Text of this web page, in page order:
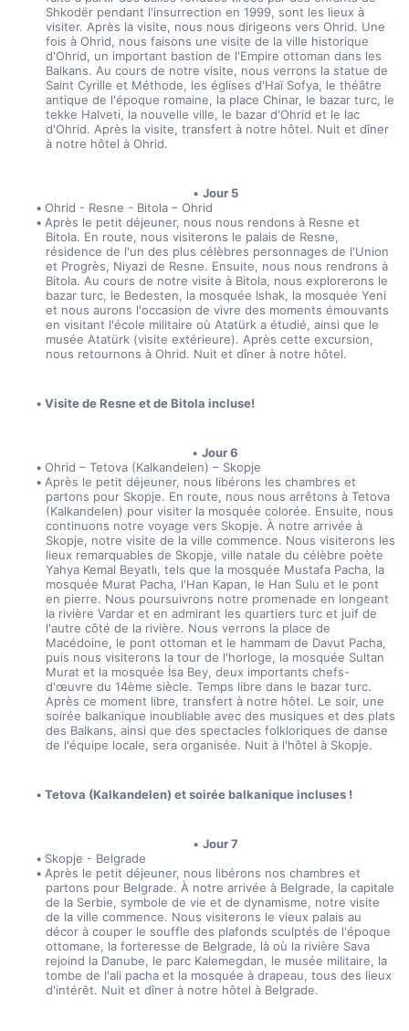
Shkodër pendant l'insurrection en 1999, sont les lieux à
visiter. Après la visite, nous nous dirigeons vers Ohrid. Une
fois à Ohrid, nous faisons une visite de la ville historique
d'Ohrid, un important bastion de l'Empire ottoman dans les
Balkans. Au cours de notre visite, nous verrons la statue de
Saint Cyrille et Méthode, les églises d'Haï Sofya, le théâtre
antique de l'époque romaine, la place Chinar, le bazar turc, le
tekke Halveti, la nouvelle ville, le bazar d'Ohrid et le lac
d'Ohrid. Après la visite, transfert à notre hôtel. Nuit et dîner
à notre hôtel à Ohrid.
Jour 5
Ohrid - Resne - Bitola – Ohrid
Après le petit déjeuner, nous nous rendons à Resne et
Bitola. En route, nous visiterons le palais de Resne,
résidence de l'un des plus célèbres personnages de l'Union
et Progrès, Niyazi de Resne. Ensuite, nous nous rendrons à
Bitola. Au cours de notre visite à Bitola, nous explorerons le
bazar turc, le Bedesten, la mosquée Ishak, la mosquée Yeni
et nous aurons l'occasion de vivre des moments émouvants
en visitant l'école militaire où Atatürk a étudié, ainsi que le
musée Atatürk (visite extérieure). Après cette excursion,
nous retournons à Ohrid. Nuit et dîner à notre hôtel.
Visite de Resne et de Bitola incluse!
Jour 6
Ohrid – Tetova (Kalkandelen) – Skopje
Après le petit déjeuner, nous libérons les chambres et
partons pour Skopje. En route, nous nous arrêtons à Tetova
(Kalkandelen) pour visiter la mosquée colorée. Ensuite, nous
continuons notre voyage vers Skopje. À notre arrivée à
Skopje, notre visite de la ville commence. Nous visiterons les
lieux remarquables de Skopje, ville natale du célèbre poète
Yahya Kemal Beyatlı, tels que la mosquée Mustafa Pacha, la
mosquée Murat Pacha, l'Han Kapan, le Han Sulu et le pont
en pierre. Nous poursuivrons notre promenade en longeant
la rivière Vardar et en admirant les quartiers turc et juif de
l'autre côté de la rivière. Nous verrons la place de
Macédoine, le pont ottoman et le hammam de Davut Pacha,
puis nous visiterons la tour de l'horloge, la mosquée Sultan
Murat et la mosquée İsa Bey, deux importants chefs-
d'œuvre du 14ème siècle. Temps libre dans le bazar turc.
Après ce moment libre, transfert à notre hôtel. Le soir, une
soirée balkanique inoubliable avec des musiques et des plats
des Balkans, ainsi que des spectacles folkloriques de danse
de l'équipe locale, sera organisée. Nuit à l'hôtel à Skopje.
Tetova (Kalkandelen) et soirée balkanique incluses !
Jour 7
Skopje - Belgrade
Après le petit déjeuner, nous libérons nos chambres et
partons pour Belgrade. À notre arrivée à Belgrade, la capitale
de la Serbie, symbole de vie et de dynamisme, notre visite
de la ville commence. Nous visiterons le vieux palais au
décor à couper le souffle des plafonds sculptés de l'époque
ottomane, la forteresse de Belgrade, là où la rivière Sava
rejoind la Danube, le parc Kalemegdan, le musée militaire, la
tombe de l'ali pacha et la mosquée à drapeau, tous des lieux
d'intérêt. Nuit et dîner à notre hôtel à Belgrade.